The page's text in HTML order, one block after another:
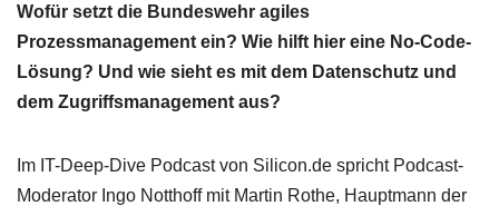
Wofür setzt die Bundeswehr agiles
Prozessmanagement ein? Wie hilft hier eine No-Code-
Lösung? Und wie sieht es mit dem Datenschutz und
dem Zugriffsmanagement aus?
Im IT-Deep-Dive Podcast von Silicon.de spricht Podcast-
Moderator Ingo Notthoff mit Martin Rothe, Hauptmann der